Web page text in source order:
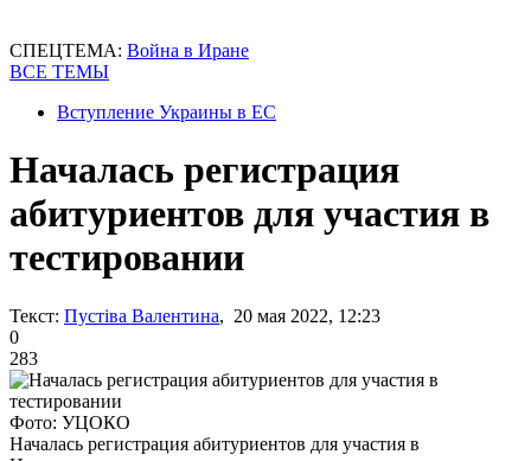
СПЕЦТЕМА: Война в Иране
ВСЕ ТЕМЫ
Вступление Украины в ЕС
Началась регистрация
абитуриентов для участия в
тестировании
Текст: Пустіва Валентина, 20 мая 2022, 12:23
0
283
Фото: УЦОКО
Началась регистрация абитуриентов для участия в